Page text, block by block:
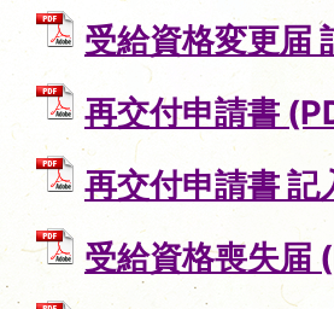
受給資格変更届
再交付申請書
再交付申請書
受給資格喪失届